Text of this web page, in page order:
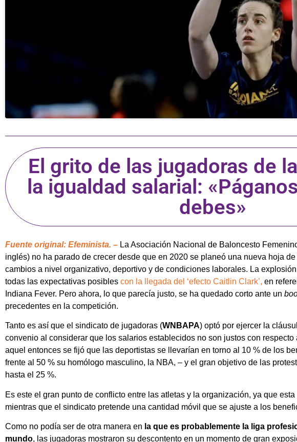
El grito de las jugadoras de
la igualdad salarial:
debes»
Fuente original: Efeminista. – La Asociación Nacional de Baloncesto
inglés) no ha parado de crecer desde que en 2020 se planeó una nueva hoja
cambios a nivel organizativo, deportivo y de condiciones laborales. La
todas las expectativas posibles con la llegada del ‘efecto Caitlin Clark’, en
Indiana Fever. Pero ahora, lo que parecía justo, se ha quedado corto ante un
precedentes en la competición.
Tanto es así que el sindicato de jugadoras (WNBAPA) optó por ejercer la
convenio al considerar que los salarios establecidos no son justos con
aquel entonces se fijó que las deportistas se llevarían en torno al 10 % de los
frente al 50 % su homólogo masculino, la NBA, – y el gran objetivo de las
hasta el 25 %.
Es este el gran punto de conflicto entre las atletas y la organización, ya que
mientras que el sindicato pretende una cantidad móvil que se ajuste a los
Como no podía ser de otra manera en la que es probablemente la liga
mundo, las jugadoras mostraron su descontento en un momento de gran